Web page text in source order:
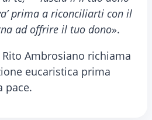
prima a riconciliarti con il
ad offrire il tuo dono».
Ambrosiano richiama
eucaristica prima
pace.